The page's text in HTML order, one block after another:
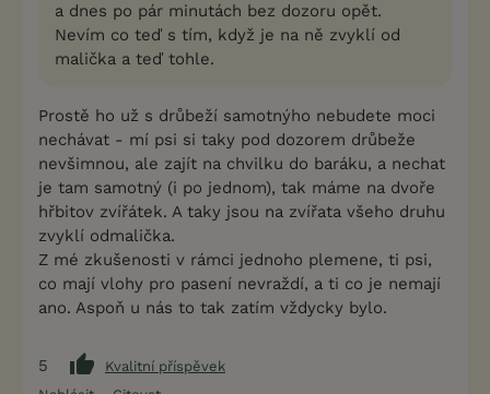
a dnes po pár minutách bez dozoru opět.
Nevím co teď s tím, když je na ně zvyklí od
malička a teď tohle.
Prostě ho už s drůbeží samotnýho nebudete moci
nechávat - mí psi si taky pod dozorem drůbeže
nevšimnou, ale zajít na chvilku do baráku, a nechat
je tam samotný (i po jednom), tak máme na dvoře
hřbitov zvířátek. A taky jsou na zvířata všeho druhu
zvyklí odmalička.
Z mé zkušenosti v rámci jednoho plemene, ti psi,
co mají vlohy pro pasení nevraždí, a ti co je nemají
ano. Aspoň u nás to tak zatím vždycky bylo.
5
Kvalitní příspěvek